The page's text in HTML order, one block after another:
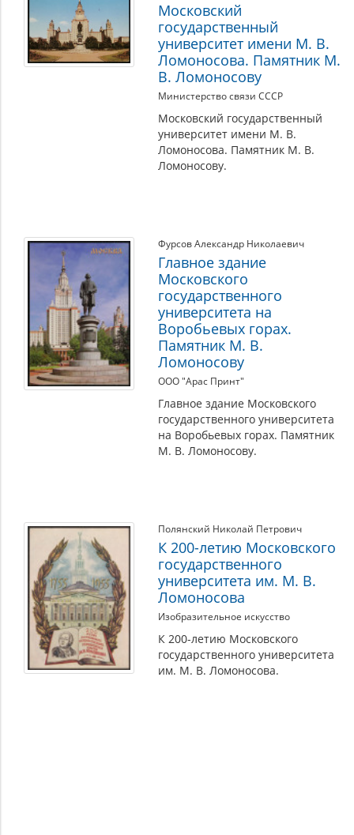
Московский
государственный
университет имени М. В.
Ломоносова. Памятник М.
В. Ломоносову
Министерство связи СССР
Московский государственный
университет имени М. В.
Ломоносова. Памятник М. В.
Ломоносову.
Фурсов Александр Николаевич
Главное здание
Московского
государственного
университета на
Воробьевых горах.
Памятник М. В.
Ломоносову
ООО "Арас Принт"
Главное здание Московского
государственного университета
на Воробьевых горах. Памятник
М. В. Ломоносову.
Полянский Николай Петрович
К 200-летию Московского
государственного
университета им. М. В.
Ломоносова
Изобразительное искусство
К 200-летию Московского
государственного университета
им. М. В. Ломоносова.